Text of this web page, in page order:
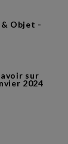
Objet -
sur
2024